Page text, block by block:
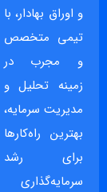
و اوراق بهادار، با
تیمی متخصص
و مجرب در
زمینه تحلیل و
مدیریت سرمایه،
بهترین راه‌کارها
برای رشد
سرمایه‌گذاری